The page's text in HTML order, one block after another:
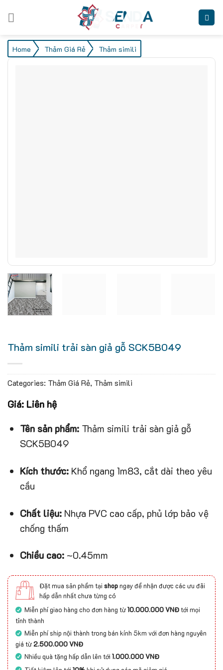
Home / Thảm Giá Rẻ / Thảm simili
Thảm simili trải sàn giả gỗ SCK5B049
Categories: Thảm Giá Rẻ, Thảm simili
Giá: Liên hệ
Tên sản phẩm:Thảm simili trải sàn giả gỗ
SCK5B049
Kích thước:Khổ ngang 1m83, cắt dài theo yêu
cầu
Chất liệu:Nhựa PVC cao cấp, phủ lớp bảo vệ
chống thấm
Chiều cao:~0.45mm
Đặt mua sản phẩm tại shopngay để nhận được các ưu đãi
hấp dẫn nhất chưa từng có
Miễn phí giao hàng cho đơn hàng từ10.000.000 VNĐtới mọi
tỉnh thành
Miễn phí ship nội thành trong bán kính 5km với đơn hàng nguyên
giá từ2.500.000 VNĐ
Nhiều quà tặng hấp dẫn lên tới1.000.000 VNĐ